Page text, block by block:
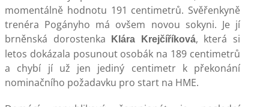
momentálně hodnotu 191 centimetrů. Svěřenkyně
trenéra Pogányho má ovšem novou sokyni. Je jí
brněnská dorostenka
Klára Krejčíříková, která si
letos dokázala posunout osobák na 189 centimetrů
a chybí jí už jen jediný centimetr k překonání
nominačního požadavku pro start na HME.